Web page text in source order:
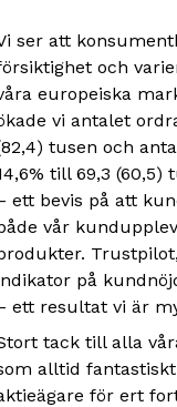
ser att
och
europeiska
vi antalet
tusen och
till 69,3
ett bevis på att
vår
på
ett resultat vi är
tack till alla
alltid
för ert